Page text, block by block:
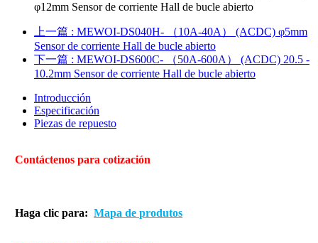
φ12mm Sensor de corriente Hall de bucle abierto
上一篇 : MEWOI-DS040H- （10A-40A） (ACDC) φ5mm
Sensor de corriente Hall de bucle abierto
下一篇 : MEWOI-DS600C- （50A-600A） (ACDC) 20.5 -
10.2mm Sensor de corriente Hall de bucle abierto
Introducción
Especificación
Piezas de repuesto
Contáctenos para cotización
Haga clic para: Mapa de produtos